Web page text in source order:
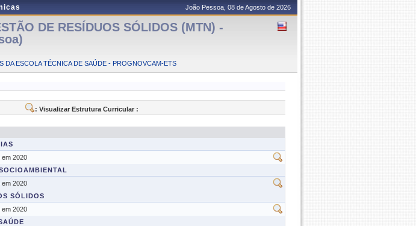
João Pessoa, 08 de Agosto de 2026
DE RESÍDUOS SÓLIDOS (MTN) -
DA ESCOLA TÉCNICA DE SAÚDE - PROGNOVCAM-ETS
: Visualizar Estrutura Curricular :
em 2020
em 2020
SÓLIDOS
em 2020